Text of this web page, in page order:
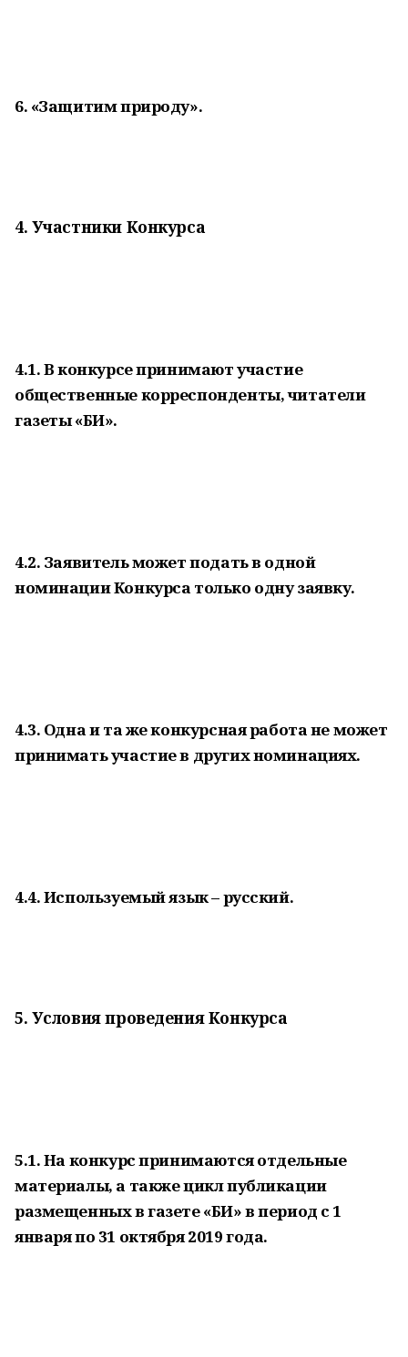
6. «Защитим природу».
4. Участники Конкурса
4.1. В конкурсе принимают участие
общественные корреспонденты, читатели
газеты «БИ».
4.2. Заявитель может подать в одной
номинации Конкурса только одну заявку.
4.3. Одна и та же конкурсная работа не может
принимать участие в других номинациях.
4.4. Используемый язык – русский.
5. Условия проведения Конкурса
5.1. На конкурс принимаются отдельные
материалы, а также цикл публикации
размещенных в газете «БИ» в период с 1
января по 31 октября 2019 года.